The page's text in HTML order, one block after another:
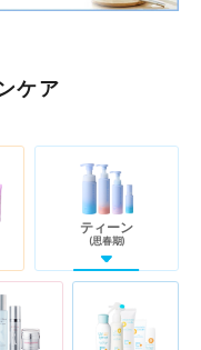
ケア
ティーン
(思春期)